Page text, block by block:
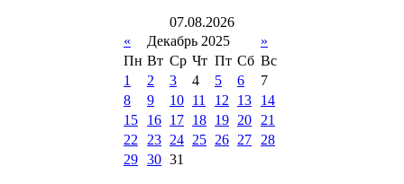
07.08.2026
«
Декабрь 2025
»
Пн Вт Ср Чт Пт Сб Вс
1
2 3 4 5 6
7
8
9 10 11 12 13
14
15
16 17 18 19 20
21
22
23 24 25 26 27
28
29 30 31